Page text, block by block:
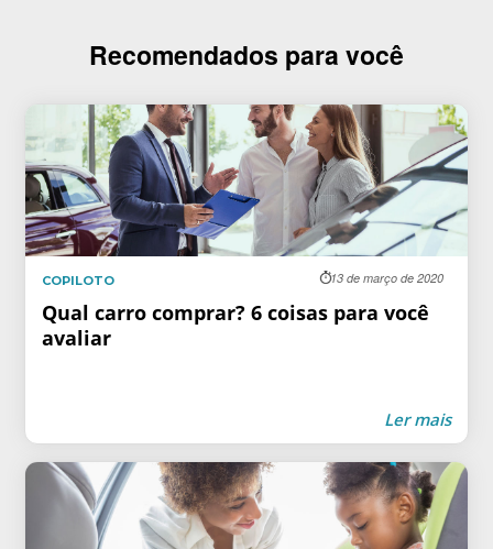
Recomendados para você
COPILOTO 13 de março de 2020
Qual carro comprar? 6 coisas para você
avaliar
Ler mais